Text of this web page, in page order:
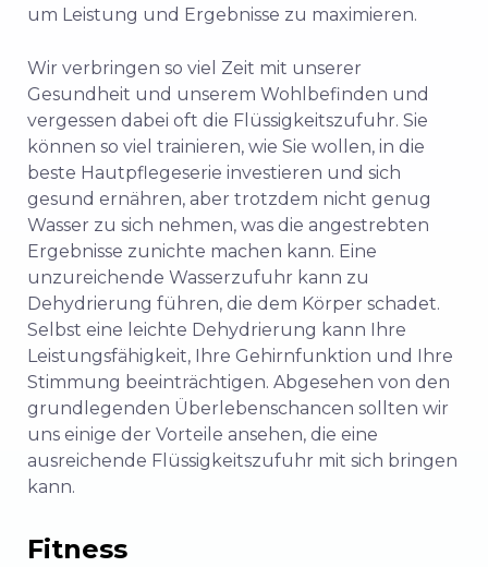
um Leistung und Ergebnisse zu maximieren.
Wir verbringen so viel Zeit mit unserer
Gesundheit und unserem Wohlbefinden und
vergessen dabei oft die Flüssigkeitszufuhr. Sie
können so viel trainieren, wie Sie wollen, in die
beste Hautpflegeserie investieren und sich
gesund ernähren, aber trotzdem nicht genug
Wasser zu sich nehmen, was die angestrebten
Ergebnisse zunichte machen kann. Eine
unzureichende Wasserzufuhr kann zu
Dehydrierung führen, die dem Körper schadet.
Selbst eine leichte Dehydrierung kann Ihre
Leistungsfähigkeit, Ihre Gehirnfunktion und Ihre
Stimmung beeinträchtigen. Abgesehen von den
grundlegenden Überlebenschancen sollten wir
uns einige der Vorteile ansehen, die eine
ausreichende Flüssigkeitszufuhr mit sich bringen
kann.
Fitness